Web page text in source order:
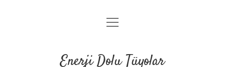
Anasayfa
menüyü
Enerji Dolu Tüyolar